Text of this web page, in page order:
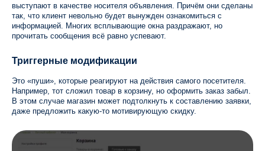
выступают в качестве носителя объявления. Причём они сделаны
так, что клиент невольно будет вынужден ознакомиться с
информацией. Многих всплывающие окна раздражают, но
прочитать сообщения всё равно успевают.
Триггерные модификации
Это «пуши», которые реагируют на действия самого посетителя.
Например, тот сложил товар в корзину, но оформить заказ забыл.
В этом случае магазин может подтолкнуть к составлению заявки,
даже предложить какую-то мотивирующую скидку.